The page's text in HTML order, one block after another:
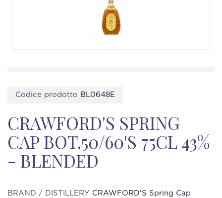
Codice prodotto BL0648E
CRAWFORD'S SPRING
CAP BOT.50/60'S 75CL 43%
- BLENDED
BRAND / DISTILLERY CRAWFORD'S Spring Cap